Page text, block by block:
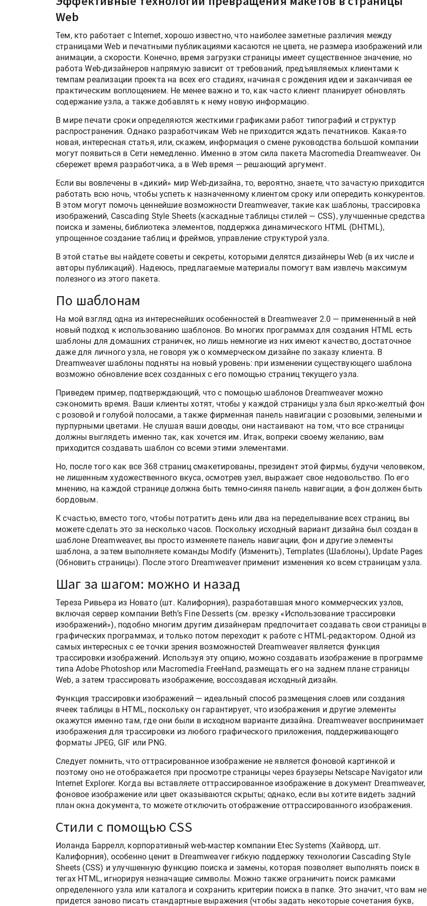
Web
Тем, кто работает с Internet, хорошо известно, что наиболее заметные различия между
страницами Web и печатными публикациями касаются не цвета, не размера изображений или
анимации, а скорости. Конечно, время загрузки страницы имеет существенное значение, но
работа Web-дизайнеров напрямую зависит от требований, предъявляемых клиентами к
темпам реализации проекта на всех его стадиях, начиная с рождения идеи и заканчивая ее
практическим воплощением. Не менее важно и то, как часто клиент планирует обновлять
содержание узла, а также добавлять к нему новую информацию.
В мире печати сроки определяются жесткими графиками работ типографий и структур
распространения. Однако разработчикам Web не приходится ждать печатников. Какая-то
новая, интересная статья, или, скажем, информация о смене руководства большой компании
могут появиться в Сети немедленно. Именно в этом сила пакета Macromedia Dreamweaver. Он
сбережет время разработчика, а в Web время — решающий аргумент.
Если вы вовлечены в «дикий» мир Web-дизайна, то, вероятно, знаете, что зачастую приходится
работать всю ночь, чтобы успеть к назначенному клиентом сроку или опередить конкурентов.
В этом могут помочь ценнейшие возможности Dreamweaver, такие как шаблоны, трассировка
изображений, Cascading Style Sheets (каскадные таблицы стилей — CSS), улучшенные средства
поиска и замены, библиотека элементов, поддержка динамического HTML (DHTML),
упрощенное создание таблиц и фреймов, управление структурой узла.
В этой статье вы найдете советы и секреты, которыми делятся дизайнеры Web (в их числе и
авторы публикаций). Надеюсь, предлагаемые материалы помогут вам извлечь максимум
полезного из этого пакета.
По шаблонам
На мой взгляд одна из интереснейших особенностей в Dreamweaver 2.0 — примененный в ней
новый подход к использованию шаблонов. Во многих программах для создания HTML есть
шаблоны для домашних страничек, но лишь немногие из них имеют качество, достаточное
даже для личного узла, не говоря уж о коммерческом дизайне по заказу клиента. В
Dreamweaver шаблоны подняты на новый уровень: при изменении существующего шаблона
возможно обновление всех созданных с его помощью страниц текущего узла.
Приведем пример, подтверждающий, что с помощью шаблонов Dreamweaver можно
сэкономить время. Ваши клиенты хотят, чтобы у каждой страницы узла был ярко-желтый фон
с розовой и голубой полосами, а также фирменная панель навигации с розовыми, зелеными и
пурпурными цветами. Не слушая ваши доводы, они настаивают на том, что все страницы
должны выглядеть именно так, как хочется им. Итак, вопреки своему желанию, вам
приходится создавать шаблон со всеми этими элементами.
Но, после того как все 368 страниц смакетированы, президент этой фирмы, будучи человеком,
не лишенным художественного вкуса, осмотрев узел, выражает свое недовольство. По его
мнению, на каждой странице должна быть темно-синяя панель навигации, а фон должен быть
бордовым.
К счастью, вместо того, чтобы потратить день или два на переделывание всех страниц, вы
можете сделать это за несколько часов. Поскольку исходный вариант дизайна был создан в
шаблоне Dreamweaver, вы просто изменяете панель навигации, фон и другие элементы
шаблона, а затем выполняете команды Modify (Изменить), Templates (Шаблоны), Update Pages
(Обновить страницы). После этого Dreamweaver применит изменения ко всем страницам узла.
Шаг за шагом: можно и назад
Тереза Ривьера из Новато (шт. Калифорния), разработавшая много коммерческих узлов,
включая сервер компании Beth’s Fine Desserts (см. врезку «Использование трассировки
изображений»), подобно многим другим дизайнерам предпочитает создавать свои страницы в
графических программах, и только потом переходит к работе с HTML-редактором. Одной из
самых интересных с ее точки зрения возможностей Dreamweaver является функция
трассировки изображений. Используя эту опцию, можно создавать изображение в программе
типа Adobe Photoshop или Macromedia FreeHand, размещать его на заднем плане страницы
Web, а затем трассировать изображение, воссоздавая исходный дизайн.
Функция трассировки изображений — идеальный способ размещения слоев или создания
ячеек таблицы в HTML, поскольку он гарантирует, что изображения и другие элементы
окажутся именно там, где они были в исходном варианте дизайна. Dreamweaver воспринимает
изображения для трассировки из любого графического приложения, поддерживающего
форматы JPEG, GIF или PNG.
Следует помнить, что оттрасированное изображение не является фоновой картинкой и
поэтому оно не отображается при просмотре страницы через браузеры Netscape Navigator или
Internet Explorer. Когда вы вставляете оттрассированное изображение в документ Dreamweaver,
фоновое изображение или цвет оказываются скрыты; однако, если вы хотите видеть задний
план окна документа, то можете отключить отображение оттрассированного изображения.
Стили с помощью CSS
Иоланда Баррелл, корпоративный web-мастер компании Etec Systems (Хайворд, шт.
Калифорния), особенно ценит в Dreamweaver гибкую поддержку технологии Cascading Style
Sheets (CSS) и улучшенную функцию поиска и замены, которая позволяет выполнять поиск в
тегах HTML, игнорируя незначащие символы. Можно также ограничить поиск рамками
определенного узла или каталога и сохранить критерии поиска в папке. Это значит, что вам не
придется заново писать стандартные выражения (чтобы задать некоторые сочетания букв,